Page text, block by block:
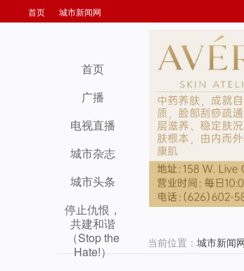
首页 城市新闻网
当前位置： 城市新闻
首页
广播
电视直播
城市杂志
城市头条
停止仇恨，
共建和谐
（Stop the
Hate!）